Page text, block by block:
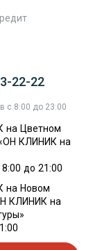
22-22
с 8:00 до 23:00
на Цветном
КЛИНИК на
до 21:00
на Новом
КЛИНИК на